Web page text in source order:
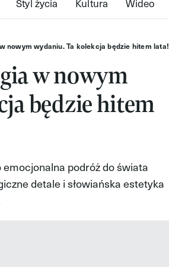
nowym wydaniu. Ta kolekcja będzie hitem lata!
w nowym
będzie hitem
podróż do świata
detale i słowiańska estetyka